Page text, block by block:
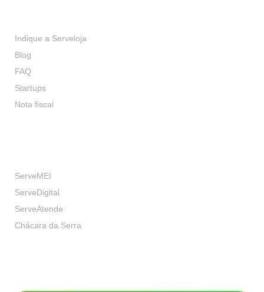
Indique a Serveloja
Blog
FAQ
Startups
Nota fiscal
ServeMEI
ServeDigital
ServeAtende
Chácara da Serra